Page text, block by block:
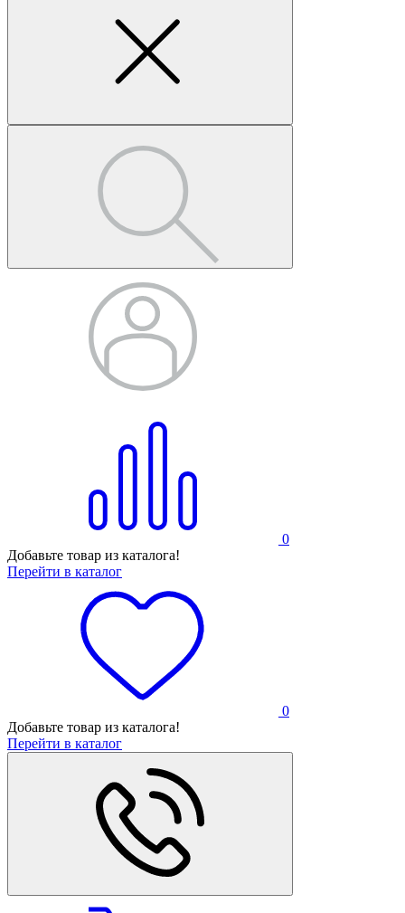
0
Добавьте товар из каталога!
Перейти в каталог
0
Добавьте товар из каталога!
Перейти в каталог